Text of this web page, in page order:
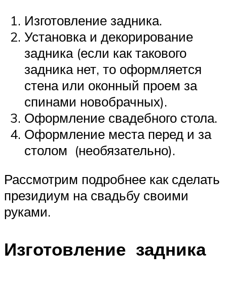
Изготовление задника.
Установка и декорирование
задника (если как такового
задника нет, то оформляется
стена или оконный проем за
спинами новобрачных).
Оформление свадебного стола.
Оформление места перед и за
столом (необязательно).
Рассмотрим подробнее как сделать
президиум на свадьбу своими
руками.
Изготовление задника